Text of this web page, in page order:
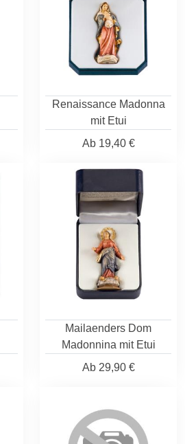
Renaissance Madonna
mit Etui
Ab19,40 €
Mailaenders Dom
Madonnina mit Etui
Ab29,90 €